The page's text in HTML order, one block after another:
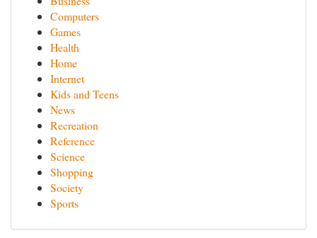
Computers
Games
Health
Home
Internet
Kids and Teens
News
Recreation
Reference
Science
Shopping
Society
Sports